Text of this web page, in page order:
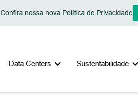
Confira nossa nova Política de Privacidade
Data Centers Sustentabilidade